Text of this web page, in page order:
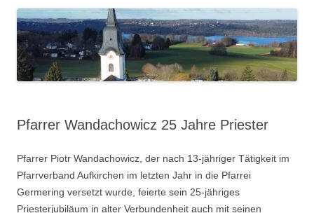
Pfarrer Wandachowicz 25 Jahre Priester
Pfarrer Piotr Wandachowicz, der nach 13-jähriger Tätigkeit im
Pfarrverband Aufkirchen im letzten Jahr in die Pfarrei
Germering versetzt wurde, feierte sein 25-jähriges
Priesterjubiläum in alter Verbundenheit auch mit seinen